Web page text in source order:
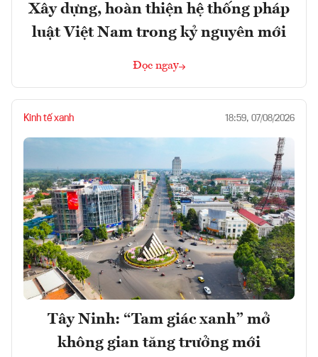
Xây dựng, hoàn thiện hệ thống pháp
luật Việt Nam trong kỷ nguyên mới
Đọc ngay
Kinh tế xanh 18:59, 07/08/2026
Tây Ninh: “Tam giác xanh” mở
không gian tăng trưởng mới